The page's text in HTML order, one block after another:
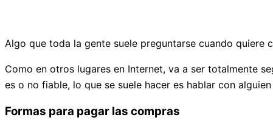
Algo que toda la gente suele preguntarse cuando
Como en otros lugares en Internet, va a ser totalmente
es o no fiable, lo que se suele hacer es hablar con
Formas para pagar las compras